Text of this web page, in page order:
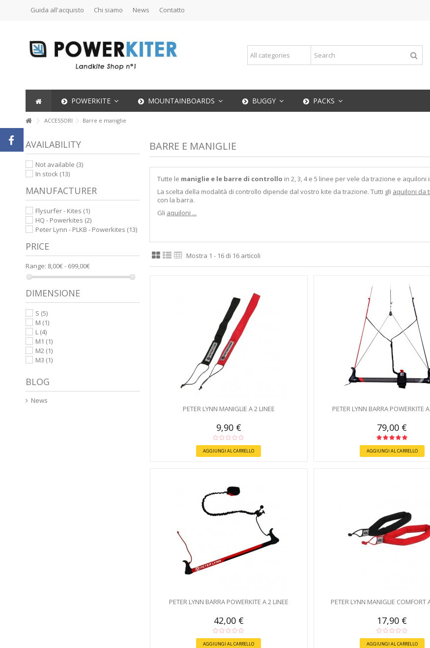
Guida all'acquisto Chi siamo News Contatto
POWERKITE MOUNTAINBOARDS BUGGY PACKS
ACCESSORI Barre e maniglie
BARRE E MANIGLIE
Tutte le maniglie e le barre di controllo in 2, 3, 4 e 5 linee per vele da trazione e
La scelta della modalità di controllo dipende dal vostro kite da trazione. Tutti gli aquiloni da
con la barra.
Gli aquiloni ...
Mostra 1 - 16 di 16 articoli
PETER LYNN MANIGLIE A 2 LINEE
9,90 €
AGGIUNGI AL CARRELLO
PETER LYNN BARRA POWERKITE
79,00 €
AGGIUNGI AL CARRELLO
PETER LYNN BARRA POWERKITE A 2 LINEE
42,00 €
AGGIUNGI AL CARRELLO
PETER LYNN MANIGLIE COMFORT
17,90 €
AGGIUNGI AL CARRELLO
AVAILABILITY
Not available (3)
In stock (13)
MANUFACTURER
Flysurfer - Kites (1)
HQ - Powerkites (2)
Peter Lynn - PLKB - Powerkites (13)
PRICE
Range: 8,00€ - 699,00€
DIMENSIONE
S (5)
M (1)
L (4)
M1 (1)
M2 (1)
M3 (1)
BLOG
News